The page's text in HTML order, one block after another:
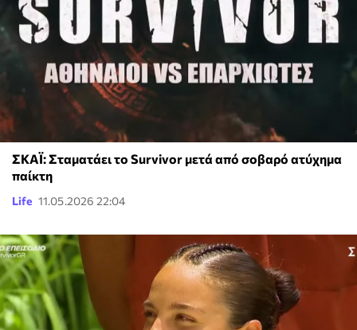
ΣΚΑΪ: Σταματάει το Survivor μετά από σοβαρό ατύχημα
παίκτη
Life 11.05.2026 22:04